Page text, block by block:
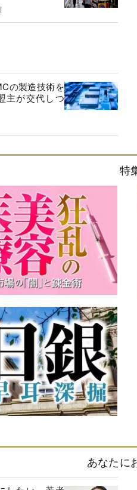
の製造技術を
主が交代しつ
特
あなたに